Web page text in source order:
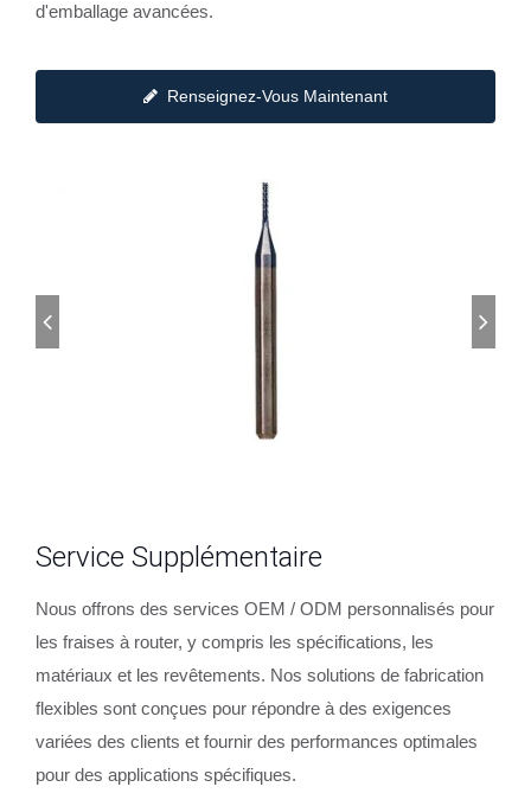
d'emballage avancées.
Renseignez-Vous Maintenant
Service Supplémentaire
Nous offrons des services OEM / ODM personnalisés pour
les fraises à router, y compris les spécifications, les
matériaux et les revêtements. Nos solutions de fabrication
flexibles sont conçues pour répondre à des exigences
variées des clients et fournir des performances optimales
pour des applications spécifiques.